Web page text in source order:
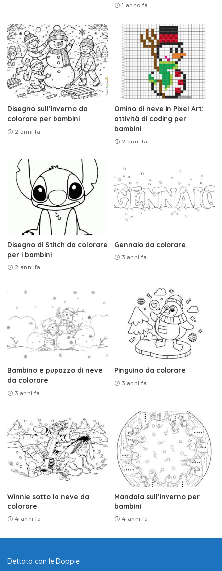
1 anno fa
Disegno sull’inverno da
colorare per bambini
2 anni fa
Omino di neve in Pixel Art:
attività di coding per
bambini
2 anni fa
Disegno di Stitch da colorare
per i bambini
2 anni fa
Gennaio da colorare
3 anni fa
Bambino e pupazzo di neve
da colorare
3 anni fa
Pinguino da colorare
3 anni fa
Winnie sotto la neve da
colorare
4 anni fa
Mandala sull’inverno per
bambini
4 anni fa
Dettato con le Doppie